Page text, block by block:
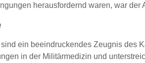
herausfordernd waren, war
ein beeindruckendes Zeugnis des
in der Militärmedizin und